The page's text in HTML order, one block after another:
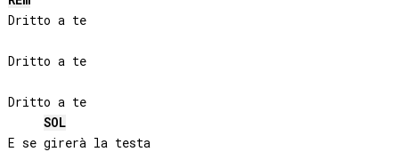
Dritto a te
Dritto a te
Dritto a te
SOL
E se girerà la testa